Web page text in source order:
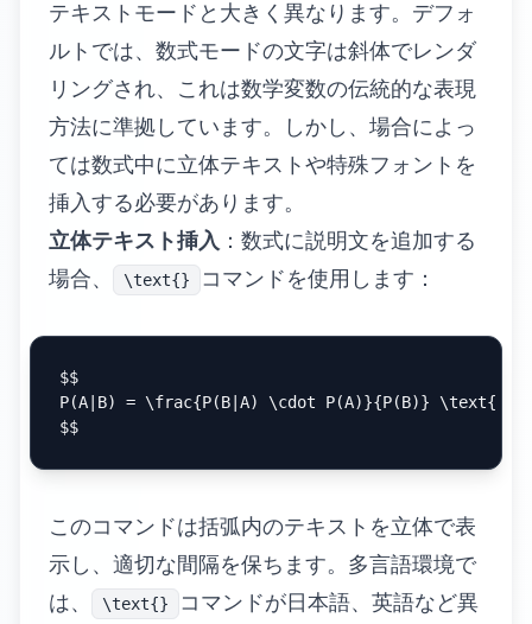
テキストモードと大きく異なります。デフォ
ルトでは、数式モードの文字は斜体でレンダ
リングされ、これは数学変数の伝統的な表現
方法に準拠しています。しかし、場合によっ
ては数式中に立体テキストや特殊フォントを
挿入する必要があります。
立体テキスト挿入 ：数式に説明文を追加する
場合、
\text{} コマンドを使用します：
$$
P(A|B) = \frac{P(B|A) \cdot P(A)}{P(B)} \text{ (ベ
このコマンドは括弧内のテキストを立体で表
示し、適切な間隔を保ちます。多言語環境で
は、
\text{}
コマンドが日本語、英語など異